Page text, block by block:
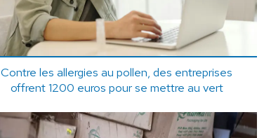
Contre les allergies au pollen, des entreprises
offrent 1200 euros pour se mettre au vert